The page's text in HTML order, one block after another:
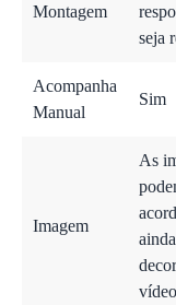
Montagem
seja
Acompanha
Manual
Sim
Imagem
As